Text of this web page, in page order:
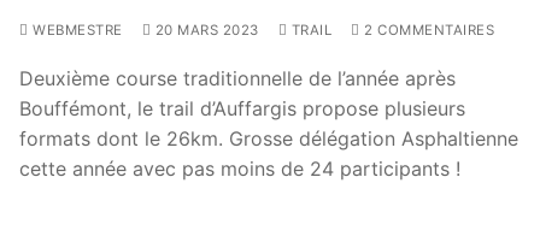
WEBMESTRE 20 MARS 2023 TRAIL 2 COMMENTAIRES
Deuxième course traditionnelle de l’année après
Bouffémont, le trail d’Auffargis propose plusieurs
formats dont le 26km. Grosse délégation Asphaltienne
cette année avec pas moins de 24 participants !